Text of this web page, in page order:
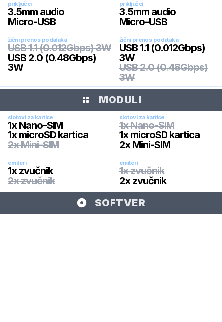
priključci
3.5mm audio
Micro-USB
priključci
3.5mm audio
Micro-USB
žični prenos podataka
USB 1.1 (0.012Gbps) 3W
USB 2.0 (0.48Gbps)
3W
žični prenos podataka
USB 1.1 (0.012Gbps)
3W
USB 2.0 (0.48Gbps)
3W
MODULI
slotovi za kartice
1x Nano-SIM
1x microSD kartica
2x Mini-SIM
slotovi za kartice
1x Nano-SIM
1x microSD kartica
2x Mini-SIM
emiteri
1x zvučnik
2x zvučnik
emiteri
1x zvučnik
2x zvučnik
SOFTVER